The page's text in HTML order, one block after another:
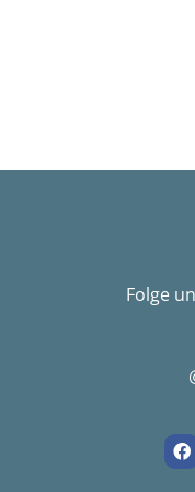
Folge
F
a
c